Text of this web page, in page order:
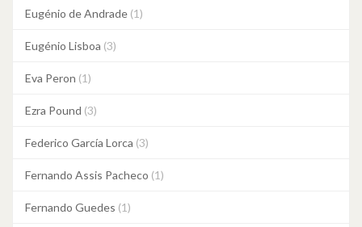
Eugénio de Andrade (1)
Eugénio Lisboa (3)
Eva Peron (1)
Ezra Pound (3)
Federico García Lorca (3)
Fernando Assis Pacheco (1)
Fernando Guedes (1)